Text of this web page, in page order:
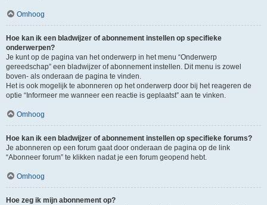
Omhoog
Hoe kan ik een bladwijzer of abonnement instellen op specifieke
onderwerpen?
Je kunt op de pagina van het onderwerp in het menu “Onderwerp
gereedschap” een bladwijzer of abonnement instellen. Dit menu is zowel
boven- als onderaan de pagina te vinden.
Het is ook mogelijk te abonneren op het onderwerp door bij het reageren de
optie “Informeer me wanneer een reactie is geplaatst” aan te vinken.
Omhoog
Hoe kan ik een bladwijzer of abonnement instellen op specifieke forums?
Je abonneren op een forum gaat door onderaan de pagina op de link
“Abonneer forum” te klikken nadat je een forum geopend hebt.
Omhoog
Hoe zeg ik mijn abonnement op?